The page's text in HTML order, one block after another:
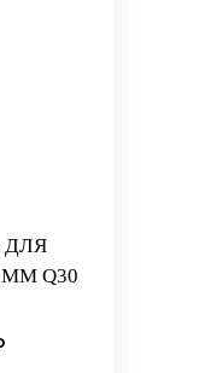
ДЛЯ
Q30